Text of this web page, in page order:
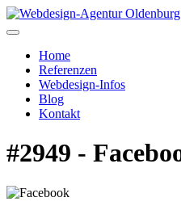
Home
Referenzen
Webdesign-Infos
Blog
Kontakt
#2949 -